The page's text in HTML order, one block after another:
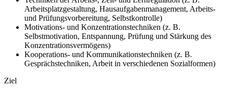
Arbeitsplatzgestaltung, Hausaufgabenmanagement, Arbeits-
und Prüfungsvorbereitung, Selbstkontrolle)
Motivations- und Konzentrationstechniken (z. B.
Selbstmotivation, Entspannung, Prüfung und Stärkung des
Konzentrationsvermögens)
Kooperations- und Kommunikationstechniken (z. B.
Gesprächstechniken, Arbeit in verschiedenen Sozialformen)
Ziel